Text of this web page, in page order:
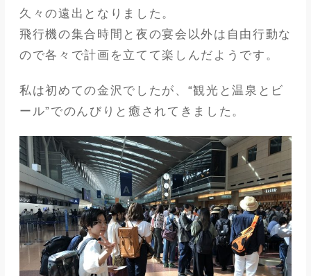
久々の遠出となりました。
飛行機の集合時間と夜の宴会以外は自由行動な
ので各々で計画を立てて楽しんだようです。
私は初めての金沢でしたが、“観光と温泉とビ
ール”でのんびりと癒されてきました。